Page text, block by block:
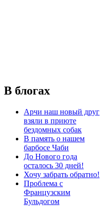
В блогах
Арчи наш новый друг
взяли в приюте
бездомных собак
В память о нашем
барбосе Чаби
До Нового года
осталось 30 дней!
Хочу забрать обратно!
Проблема с
Французским
Бульдогом